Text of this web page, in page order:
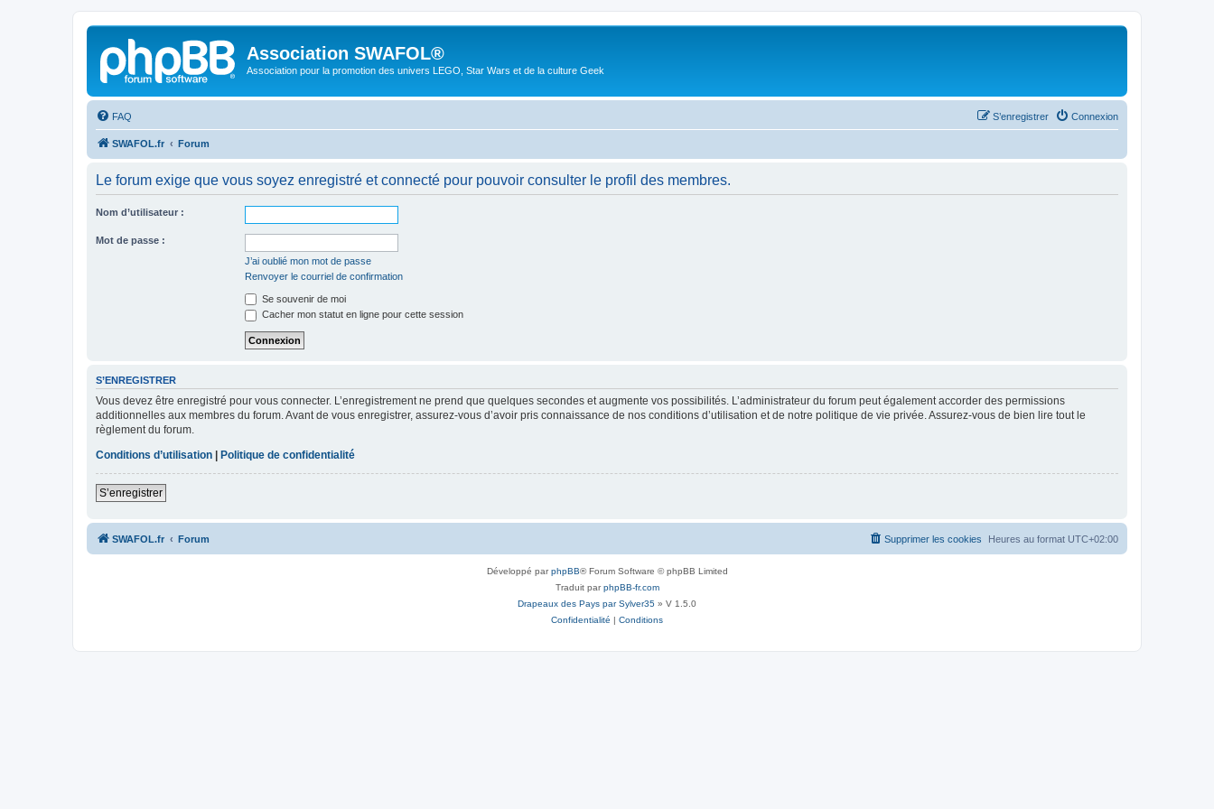
Association SWAFOL®
Association pour la promotion des univers LEGO, Star Wars et de la culture Geek
FAQ Connexion
S’enregistrer
SWAFOL.fr Forum
Le forum exige que vous soyez enregistré et connecté pour pouvoir consulter le profil des membres.
Nom d’utilisateur :
Mot de passe :
J’ai oublié mon mot de passe
Renvoyer le courriel de confirmation
Se souvenir de moi
Cacher mon statut en ligne pour cette session
S’ENREGISTRER
Vous devez être enregistré pour vous connecter. L’enregistrement ne prend que quelques secondes et augmente vos possibilités. L’administrateur du forum peut également accorder des permissions
additionnelles aux membres du forum. Avant de vous enregistrer, assurez-vous d’avoir pris connaissance de nos conditions d’utilisation et de notre politique de vie privée. Assurez-vous de bien lire tout le
règlement du forum.
Conditions d’utilisation
Politique de confidentialité
S’enregistrer
SWAFOL.fr Forum Heures au format UTC+02:00
Supprimer les cookies
Développé parphpBB® Forum Software © phpBB Limited
Traduit parphpBB-fr.com
Drapeaux des Pays par Sylver35 » V 1.5.0
Confidentialité | Conditions